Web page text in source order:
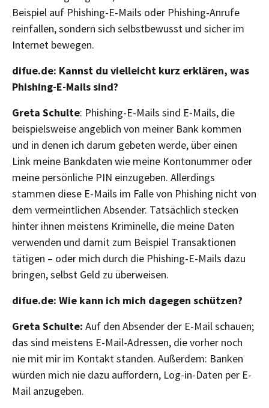
Beispiel auf Phishing-E-Mails oder Phishing-Anrufe
reinfallen, sondern sich selbstbewusst und sicher im
Internet bewegen.
difue.de: Kannst du vielleicht kurz erklären, was
Phishing-E-Mails sind?
Greta Schulte: Phishing-E-Mails sind E-Mails, die
beispielsweise angeblich von meiner Bank kommen
und in denen ich darum gebeten werde, über einen
Link meine Bankdaten wie meine Kontonummer oder
meine persönliche PIN einzugeben. Allerdings
stammen diese E-Mails im Falle von Phishing nicht von
dem vermeintlichen Absender. Tatsächlich stecken
hinter ihnen meistens Kriminelle, die meine Daten
verwenden und damit zum Beispiel Transaktionen
tätigen – oder mich durch die Phishing-E-Mails dazu
bringen, selbst Geld zu überweisen.
difue.de: Wie kann ich mich dagegen schützen?
Greta Schulte: Auf den Absender der E-Mail schauen;
das sind meistens E-Mail-Adressen, die vorher noch
nie mit mir im Kontakt standen. Außerdem: Banken
würden mich nie dazu auffordern, Log-in-Daten per E-
Mail anzugeben.